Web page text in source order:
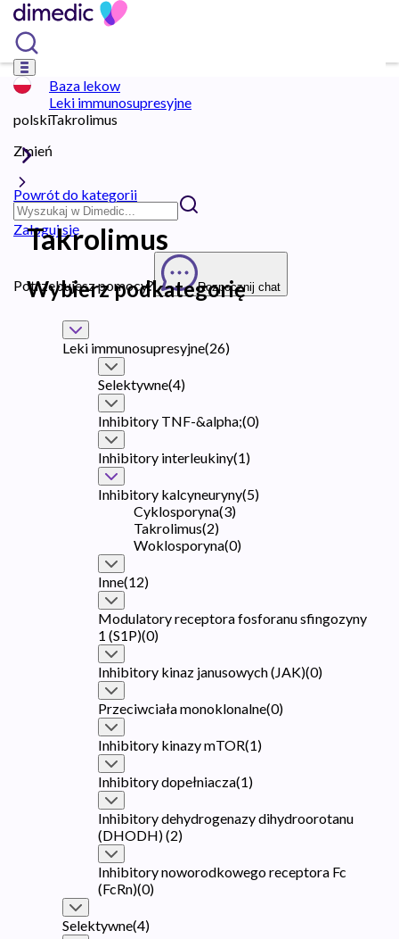
polski
Zmień
Zaloguj się
Potrzebujesz pomocy? Rozpocznij chat
Baza lekow
Leki immunosupresyjne
Takrolimus
Powrót do kategorii
Takrolimus
Wybierz podkategorię
Leki immunosupresyjne(26)
Selektywne(4)
Inhibitory TNF-&alpha;(0)
Inhibitory interleukiny(1)
Inhibitory kalcyneuryny(5)
Cyklosporyna(3)
Takrolimus(2)
Woklosporyna(0)
Inne(12)
Modulatory receptora fosforanu sfingozyny
1 (S1P)(0)
Inhibitory kinaz janusowych (JAK)(0)
Przeciwciała monoklonalne(0)
Inhibitory kinazy mTOR(1)
Inhibitory dopełniacza(1)
Inhibitory dehydrogenazy dihydroorotanu
(DHODH)(2)
Inhibitory noworodkowego receptora Fc
(FcRn)(0)
Selektywne(4)